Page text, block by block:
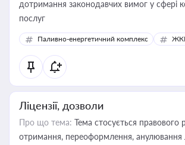
дотримання законодавчих вимог у сфері
послуг
Паливно-енергетичний комплекс
Ліцензії, дозволи
Про що тема: Тема стосується правового
отримання, переоформлення, анулювання